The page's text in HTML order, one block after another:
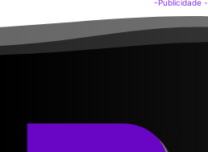
-Publicidade -